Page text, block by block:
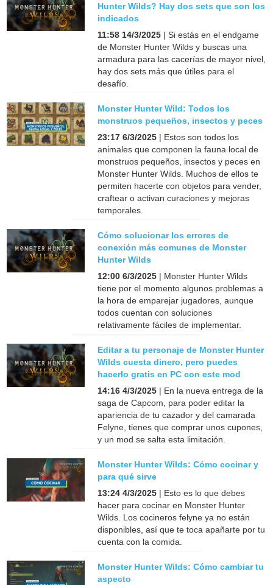
Hunter Wilds? Hay dos sets que son los
indicados
11:58 14/3/2025 | Si estás en el endgame
de Monster Hunter Wilds y buscas una
armadura para las cacerías de mayor nivel,
hay dos sets más que útiles para el
desafío.
Monster Hunter Wild: Todos los
monstruos pequeños, insectos y peces
23:17 6/3/2025 | Estos son todos los
animales que componen la fauna local de
monstruos pequeños, insectos y peces en
Monster Hunter Wilds. Muchos de ellos te
permiten hacerte con objetos para vender,
craftear o activan curaciones y mejoras
temporales.
Cómo solucionar los errores de
conexión más comunes de Monster
Hunter Wilds
12:00 6/3/2025 | Monster Hunter Wilds
tiene por el momento algunos problemas a
la hora de emparejar jugadores, aunque
todos cuentan con soluciones
relativamente fáciles de implementar.
Editar a tu personaje de Monster Hunter
Wilds cuesta dinero, pero puedes
hacerlo gratis en PC con este mod
14:16 4/3/2025 | En la nueva entrega de la
saga de Capcom, para poder editar la
apariencia de tu cazador y del camarada
Felyne, tienes que comprar unos cupones,
y un mod se salta esta limitación.
Monster Hunter Wilds: Cómo cocinar y
para qué sirve
13:24 4/3/2025 | Esto es lo que debes
hacer para cocinar en Monster Hunter
Wilds. Los cocineros felyne ya no están
disponibles, así que te toca apañarte por tu
cuenta con la comida.
Monster Hunter Wilds: Cómo cambiar tu
aspecto